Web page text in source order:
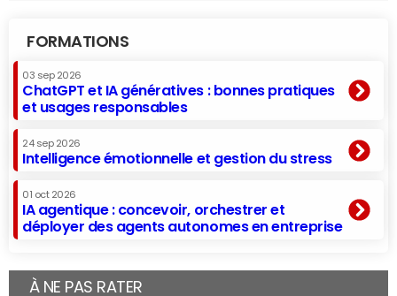
FORMATIONS
03 sep 2026
ChatGPT et IA génératives : bonnes pratiques
et usages responsables
24 sep 2026
Intelligence émotionnelle et gestion du stress
01 oct 2026
IA agentique : concevoir, orchestrer et
déployer des agents autonomes en entreprise
À NE PAS RATER